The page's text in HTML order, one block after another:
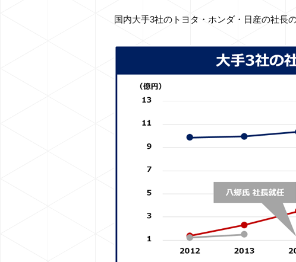
国内大手3社のトヨタ・ホンダ・日産の社長